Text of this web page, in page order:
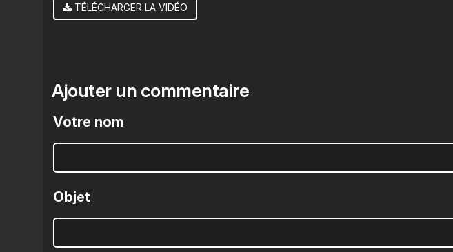
TÉLÉCHARGER LA VIDÉO
Ajouter un commentaire
Votre nom
Objet